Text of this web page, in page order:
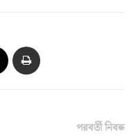
পরবর্তী নিবন্ধ